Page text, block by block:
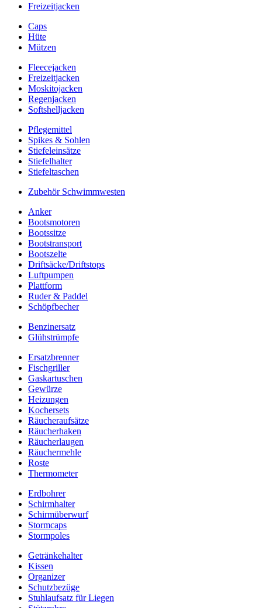
Freizeitjacken
Caps
Hüte
Mützen
Fleecejacken
Freizeitjacken
Moskitojacken
Regenjacken
Softshelljacken
Pflegemittel
Spikes & Sohlen
Stiefeleinsätze
Stiefelhalter
Stiefeltaschen
Zubehör Schwimmwesten
Anker
Bootsmotoren
Bootssitze
Bootstransport
Bootszelte
Driftsäcke/Driftstops
Luftpumpen
Plattform
Ruder & Paddel
Schöpfbecher
Benzinersatz
Glühstrümpfe
Ersatzbrenner
Fischgriller
Gaskartuschen
Gewürze
Heizungen
Kochersets
Räucheraufsätze
Räucherhaken
Räucherlaugen
Räuchermehle
Roste
Thermometer
Erdbohrer
Schirmhalter
Schirmüberwurf
Stormcaps
Stormpoles
Getränkehalter
Kissen
Organizer
Schutzbezüge
Stuhlaufsatz für Liegen